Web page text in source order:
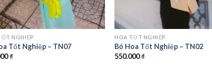
NGHIỆP
Tốt Nghiệp – TN07
₫
HOA TỐT NGHIỆP
Bó Hoa Tốt Nghiệp – TN02
550.000₫